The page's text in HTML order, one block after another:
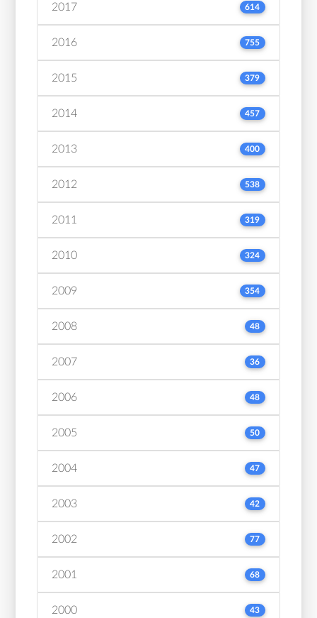
2017 614
2016 755
2015 379
2014 457
2013 400
2012 538
2011 319
2010 324
2009 354
2008 48
2007 36
2006 48
2005 50
2004 47
2003 42
2002 77
2001 68
2000 43